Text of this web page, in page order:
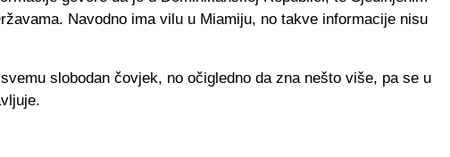
Navodno ima vilu u Miamiju, no takve informacije nisu
slobodan čovjek, no očigledno da zna nešto više, pa se u